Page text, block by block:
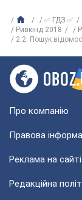
✅ ГДЗ ✅
Ривкінд 2018
2.2. Пошук
Про компанію
Правова
Реклама на сайті
Редакційна